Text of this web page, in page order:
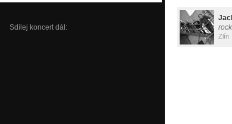
Sdílej koncert dál:
rock
Zlín